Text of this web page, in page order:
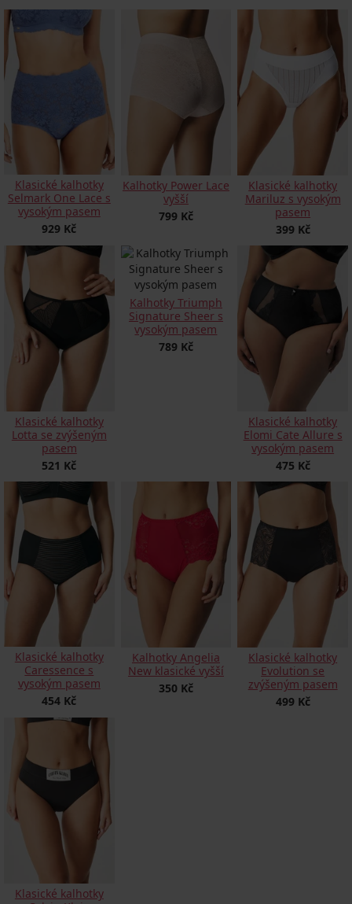
Klasické kalhotky
Selmark One Lace s
vysokým pasem
929 Kč
Kalhotky Power Lace
vyšší
799 Kč
Klasické kalhotky
Mariluz s vysokým
pasem
399 Kč
Klasické kalhotky
Lotta se zvýšeným
pasem
521 Kč
Kalhotky Triumph
Signature Sheer s
vysokým pasem
789 Kč
Klasické kalhotky
Elomi Cate Allure s
vysokým pasem
475 Kč
Klasické kalhotky
Caressence s
vysokým pasem
454 Kč
Kalhotky Angelia
New klasické vyšší
350 Kč
Klasické kalhotky
Evolution se
zvýšeným pasem
499 Kč
Klasické kalhotky